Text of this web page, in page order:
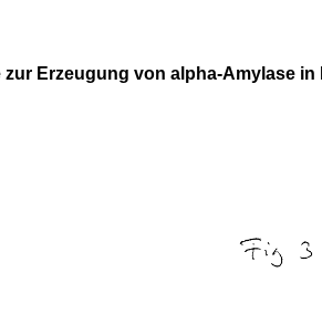
zur Erzeugung von alpha-Amylase in